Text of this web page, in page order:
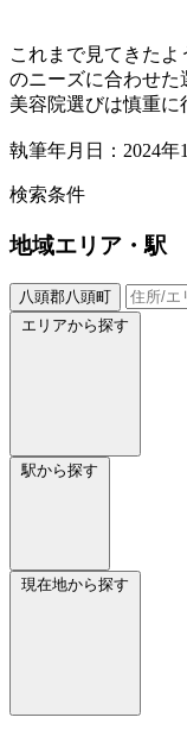
これまで見てきた
のニーズに合わせた
美容院選びは慎重に
執筆年月日：2024年
検索条件
地域エリア・駅
八頭郡八頭町
エリアから探す
駅から探す
現在地から探す